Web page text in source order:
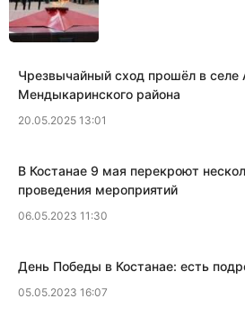
Чрезвычайный сход прошёл в селе
Мендыкаринского района
20.05.2025 13:01
В Костанае 9 мая перекроют
проведения мероприятий
06.05.2023 11:30
День Победы в Костанае: есть
05.05.2023 16:07